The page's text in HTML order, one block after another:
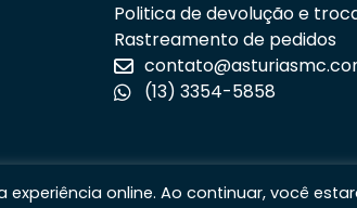
Politica de devolução e
Rastreamento de pedidos
(13) 3354-5858
experiência online. Ao continuar, você